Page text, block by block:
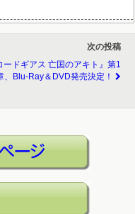
次の投稿
ードギアス 亡国のアキト』第1
、Blu-Ray＆DVD発売決定！